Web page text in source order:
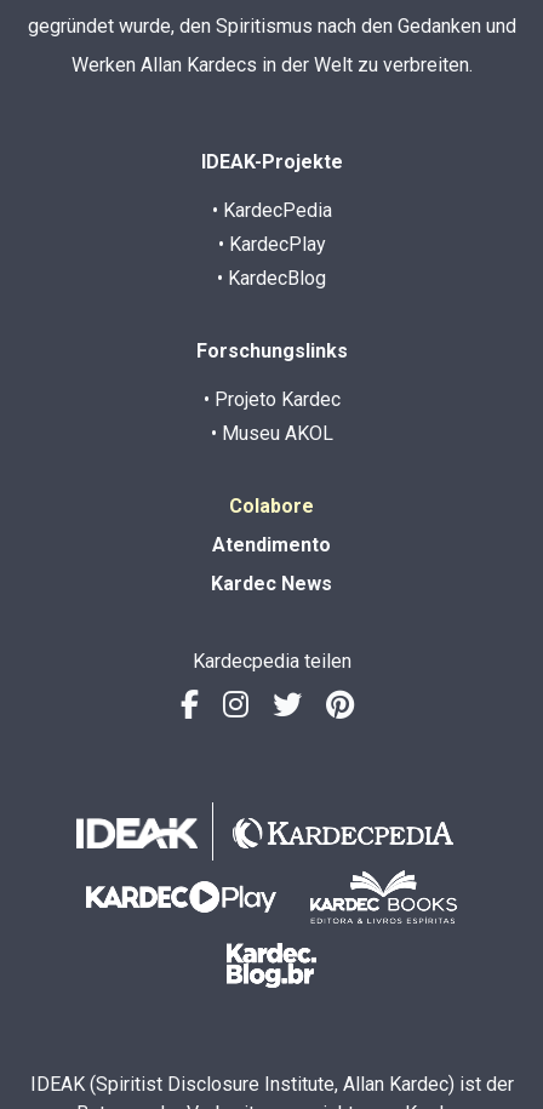
gegründet wurde, den Spiritismus nach den Gedanken und
Werken Allan Kardecs in der Welt zu verbreiten.
IDEAK-Projekte
• KardecPedia
• KardecPlay
• KardecBlog
Forschungslinks
• Projeto Kardec
• Museu AKOL
Colabore
Atendimento
Kardec News
Kardecpedia teilen
IDEAK (Spiritist Disclosure Institute, Allan Kardec) ist der